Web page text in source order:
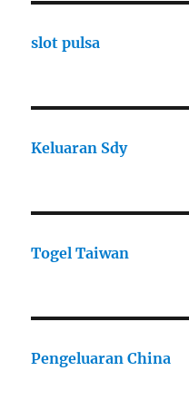
slot pulsa
Keluaran Sdy
Togel Taiwan
Pengeluaran China